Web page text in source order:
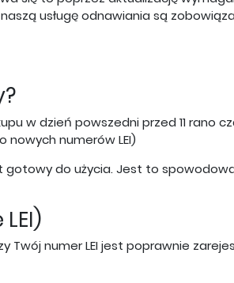
usługę odnawiania są
w dzień powszedni przed 11 rano
numerów LEI)
gotowy do użycia. Jest to
Twój numer LEI jest poprawnie